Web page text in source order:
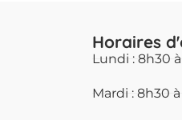
Horaires
Lundi : 8h30
Mardi : 8h30